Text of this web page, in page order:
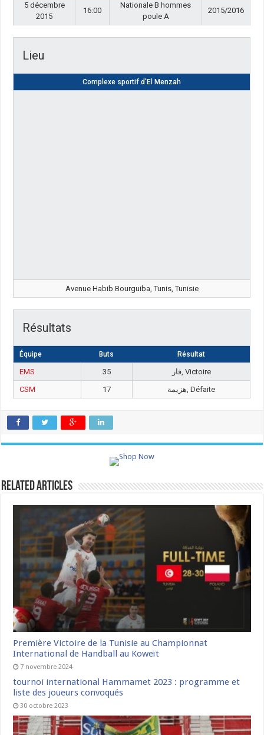
5 décembre
2015
16:00
Nationale B hommes
poule A
2015/2016
Lieu
Complexe sportif d'El Menzah
Avenue Habib Bourguiba, Tunis, Tunisie
Résultats
Équipe Buts Résultat
EMS 35
فاز, Victoire
CSM
17 هزيمة, Défaite
Related Articles
Première Victoire de la Tunisie au Championnat
International de Handball au Koweït
7 novembre 2024
tournoi international Hammamet 2023 : programme et
liste des joueurs convoqués
30 octobre 2023